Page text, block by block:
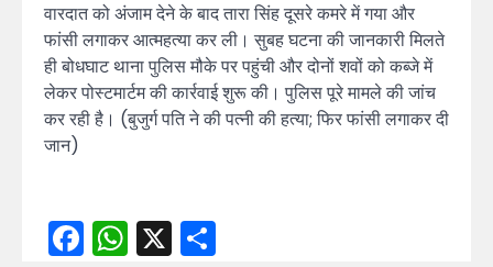
वारदात को अंजाम देने के बाद तारा सिंह दूसरे कमरे में गया और
फांसी लगाकर आत्महत्या कर ली। सुबह घटना की जानकारी मिलते
ही बोधघाट थाना पुलिस मौके पर पहुंची और दोनों शवों को कब्जे में
लेकर पोस्टमार्टम की कार्रवाई शुरू की। पुलिस पूरे मामले की जांच
कर रही है। (बुजुर्ग पति ने की पत्नी की हत्या; फिर फांसी लगाकर दी
जान)
Facebook
WhatsApp
X